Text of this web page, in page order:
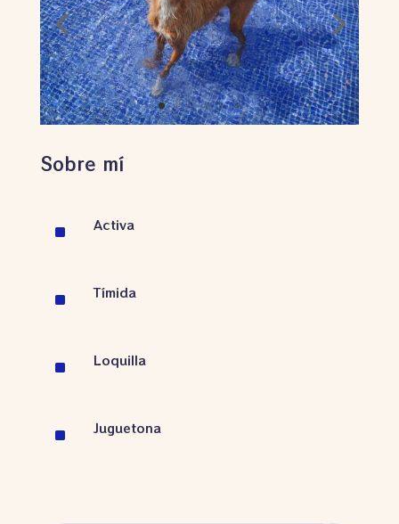
Sobre mí
^ Activa
^ Tímida
^ Loquilla
^ Juguetona